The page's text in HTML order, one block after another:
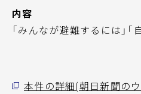
内容
「みんなが避難するには」
本件の詳細(朝日新聞の